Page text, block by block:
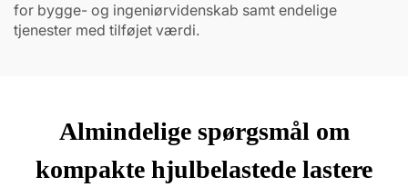
for bygge- og ingeniørvidenskab samt endelige
tjenester med tilføjet værdi.
Almindelige spørgsmål om
kompakte hjulbelastede lastere